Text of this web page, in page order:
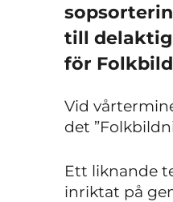
till
för
Vid
det
Ett liknande
inriktat på